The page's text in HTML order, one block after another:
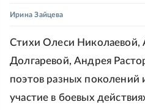
Ирина Зайцева
Стихи Олеси Николаевой,
Долгаревой, Андрея
поэтов разных
участие в боевых